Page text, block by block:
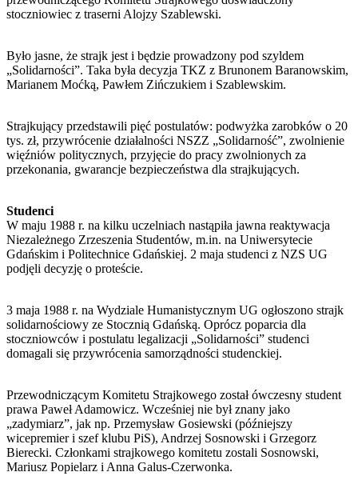
stoczniowiec z traserni Alojzy Szablewski.
Było jasne, że strajk jest i będzie prowadzony pod szyldem
„Solidarności”. Taka była decyzja TKZ z Brunonem Baranowskim,
Marianem Moćką, Pawłem Zińczukiem i Szablewskim.
Strajkujący przedstawili pięć postulatów: podwyżka zarobków o 20
tys. zł, przywrócenie działalności NSZZ „Solidarność”, zwolnienie
więźniów politycznych, przyjęcie do pracy zwolnionych za
przekonania, gwarancje bezpieczeństwa dla strajkujących.
Studenci
W maju 1988 r. na kilku uczelniach nastąpiła jawna reaktywacja
Niezależnego Zrzeszenia Studentów, m.in. na Uniwersytecie
Gdańskim i Politechnice Gdańskiej. 2 maja studenci z NZS UG
podjęli decyzję o proteście.
3 maja 1988 r. na Wydziale Humanistycznym UG ogłoszono strajk
solidarnościowy ze Stocznią Gdańską. Oprócz poparcia dla
stoczniowców i postulatu legalizacji „Solidarności” studenci
domagali się przywrócenia samorządności studenckiej.
Przewodniczącym Komitetu Strajkowego został ówczesny student
prawa Paweł Adamowicz. Wcześniej nie był znany jako
„zadymiarz”, jak np. Przemysław Gosiewski (późniejszy
wicepremier i szef klubu PiS), Andrzej Sosnowski i Grzegorz
Bierecki. Członkami strajkowego komitetu zostali Sosnowski,
Mariusz Popielarz i Anna Galus-Czerwonka.